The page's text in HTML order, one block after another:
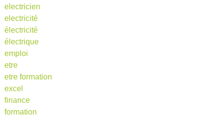
electricien
electricité
électricité
électrique
emploi
etre
etre formation
excel
finance
formation